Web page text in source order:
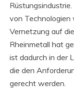
von Technologien
Vernetzung auf
Rheinmetall hat
ist dadurch in der
die den
gerecht werden.